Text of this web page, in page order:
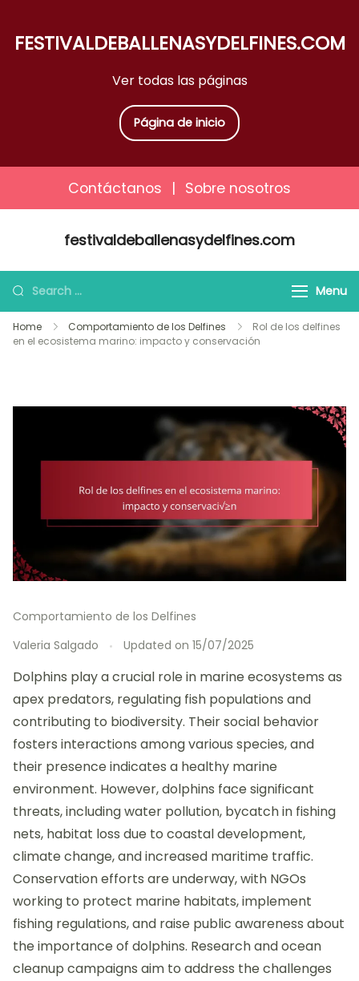
Ver todas las páginas
FESTIVALDEBALLENASYDELFINES.COM
Página de inicio
Contáctanos | Sobre nosotros
festivaldeballenasydelfines.com
Search
for:
Menu
Home Comportamiento de los Delfines
Rol de los delfines
en el ecosistema marino: impacto y conservación
Comportamiento de los Delfines
Valeria Salgado
Updated on 15/07/2025
Dolphins play a crucial role in marine ecosystems as
apex predators, regulating fish populations and
contributing to biodiversity. Their social behavior
fosters interactions among various species, and
their presence indicates a healthy marine
environment. However, dolphins face significant
threats, including water pollution, bycatch in fishing
nets, habitat loss due to coastal development,
climate change, and increased maritime traffic.
Conservation efforts are underway, with NGOs
working to protect marine habitats, implement
fishing regulations, and raise public awareness about
the importance of dolphins. Research and ocean
cleanup campaigns aim to address the challenges